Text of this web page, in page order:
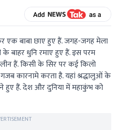
एक बाबा छाए हुए हैं. जगह-जगह मेला
के बाहर धुनि रमाए हुए हैं. इस परम
हैं. किसी के सिर पर कई किलो
कारनामे करता है. यहां श्रद्धालुओं के
हुए हैं. देश और दुनिया में महाकुंभ को